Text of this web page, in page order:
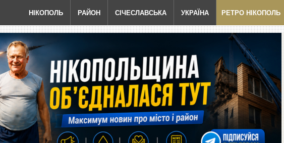
НІКОПОЛЬ РАЙОН СІЧЕСЛАВСЬКА УКРАЇНА РЕТРО НІКОПОЛЬ